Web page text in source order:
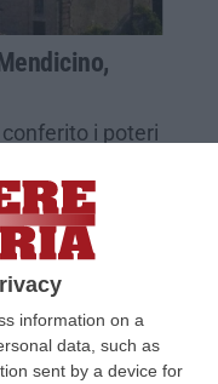
information on a
data, such as
sent by a device for
i poteri